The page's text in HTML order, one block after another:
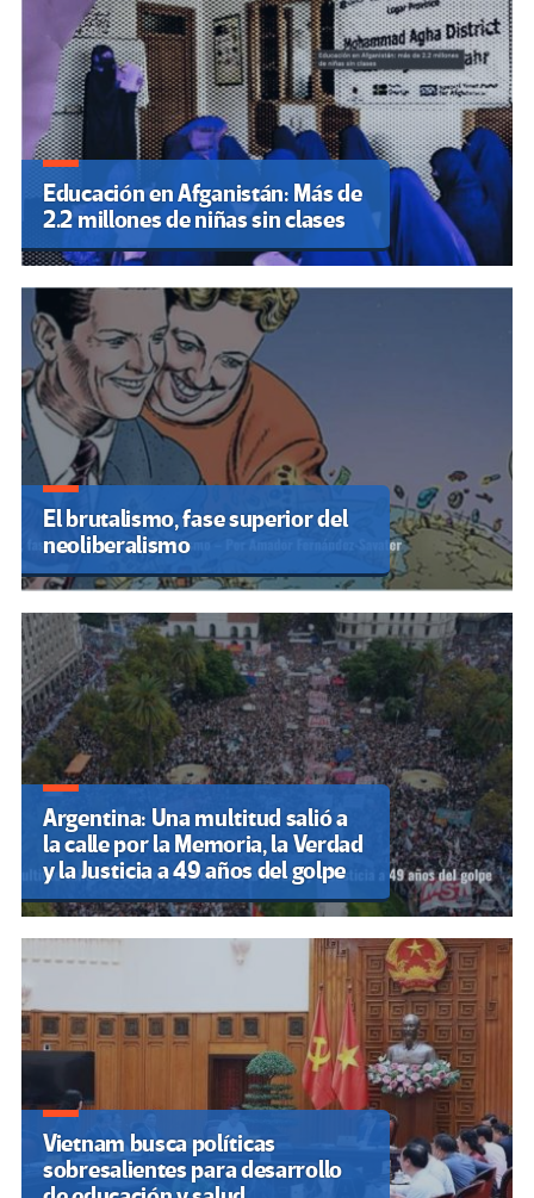
Educación en Afganistán: Más de
2.2 millones de niñas sin clases
El brutalismo, fase superior del
neoliberalismo
Argentina: Una multitud salió a
la calle por la Memoria, la Verdad
y la Justicia a 49 años del golpe
Vietnam busca políticas
sobresalientes para desarrollo